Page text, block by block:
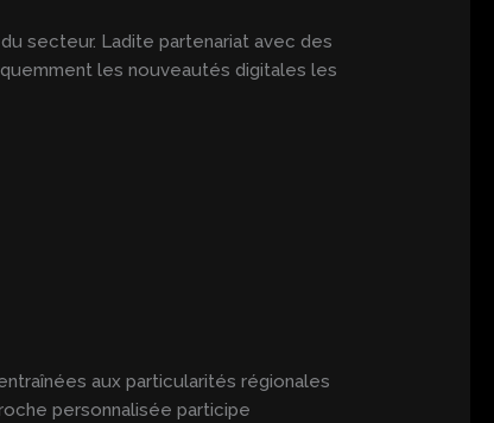
secteur. Ladite partenariat avec des
les nouveautés digitales les
aux particularités régionales
personnalisée participe